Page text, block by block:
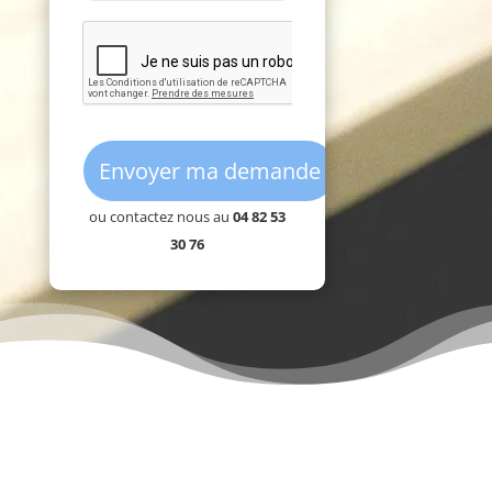
ou contactez nous au 04 82 53
30 76